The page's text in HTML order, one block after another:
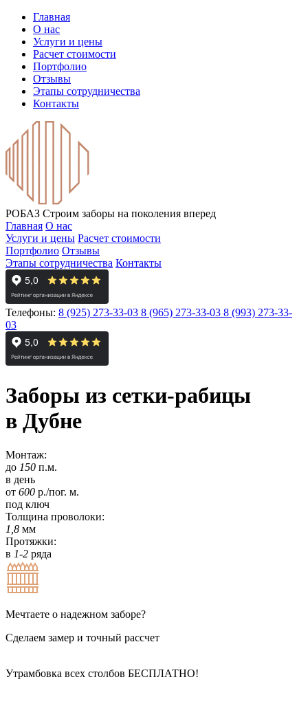
Главная
О нас
Услуги и цены
Расчет стоимости
Портфолио
Отзывы
Этапы сотрудничества
Контакты
РОБАЗ Строим заборы на поколения вперед
Главная О нас
Услуги и цены Расчет стоимости
Портфолио Отзывы
Этапы сотрудничества Контакты
Телефоны: 8 (925) 273-33-03 8 (965) 273-33-03 8 (993) 273-33-
03
Заборы из сетки-рабицы
в Дубне
Монтаж:
до 150 п.м.
в день
от 600 р./пог. м.
под ключ
Толщина проволоки:
1,8 мм
Протяжки:
в 1-2 ряда
Мечтаете о надежном заборе?
Сделаем замер и точный рассчет
Утрамбовка всех столбов БЕСПЛАТНО!